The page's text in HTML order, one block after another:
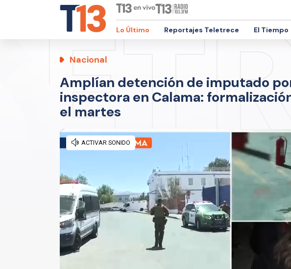
Lo Último Reportajes Teletrece El Tiempo
Nacional
Amplían detención de imputado
inspectora en Calama:
el martes